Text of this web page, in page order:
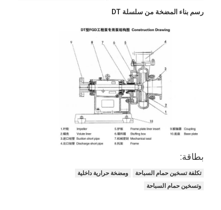
أشرطة فيديو
عرض الواقع الافتراضي
جولة في المعمل
اتصل بنا
رسم بناء المضخة من سلسلة DT
بطاقة:
تكلفة تسخين حمام السباحة
ومضخة حرارية داخلية
وتسخين حمام السباحة